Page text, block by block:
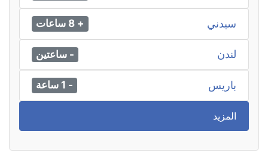
سيدني + 8 ساعات
لندن - ساعتين
باريس - 1 ساعة
المزيد